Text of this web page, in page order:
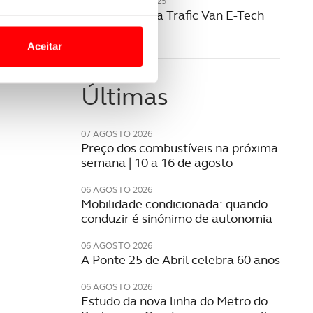
lhe proporcionar
de análise, com parceiros
sua experiência de
Aceitar
Renault revela Trafic Van E-Tech
elétrico
Últimas
07 AGOSTO 2026
Preço dos combustíveis na próxima
semana | 10 a 16 de agosto
06 AGOSTO 2026
Mobilidade condicionada: quando
conduzir é sinónimo de autonomia
06 AGOSTO 2026
A Ponte 25 de Abril celebra 60 anos
06 AGOSTO 2026
Estudo da nova linha do Metro do